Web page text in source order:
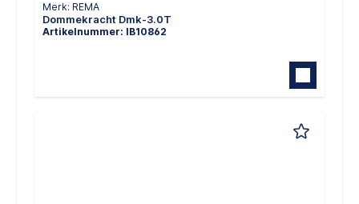
Merk: REMA
Dommekracht Dmk-3.0T
Artikelnummer: IB10862